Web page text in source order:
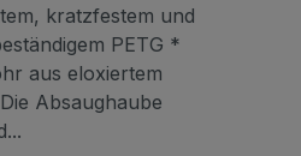
kratzfestem und
PETG *
aus eloxiertem
Absaughaube